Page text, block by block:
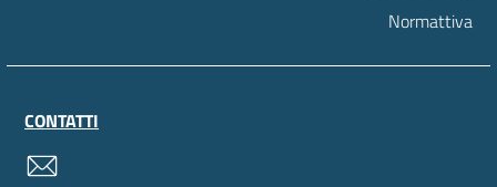
Normattiva
CONTATTI